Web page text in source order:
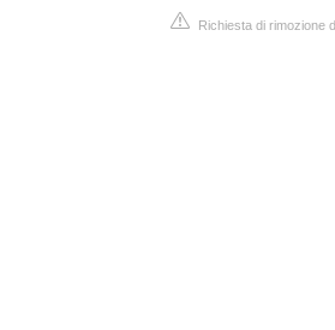
Richiesta di rimozione